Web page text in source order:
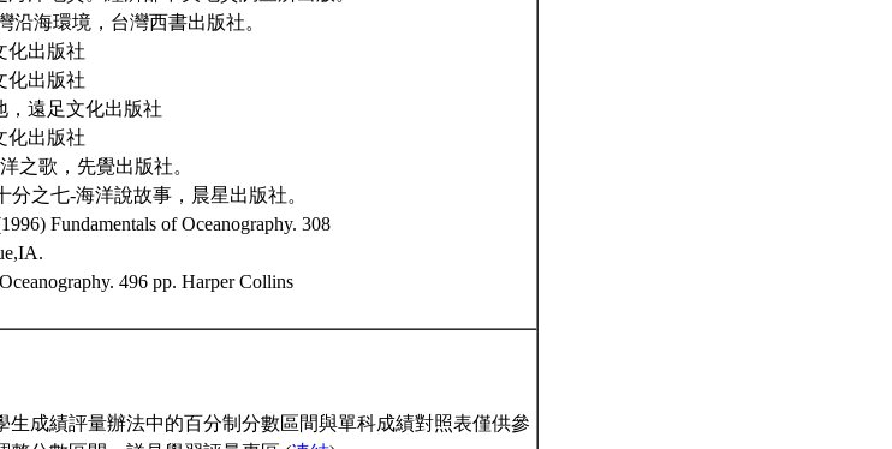
沿海環境，台灣西書出版社。
化出版社
化出版社
，遠足文化出版社
化出版社
之歌，先覺出版社。
分之七-海洋說故事，晨星出版社。
Fundamentals of Oceanography. 308
496 pp. Harper Collins
生成績評量辦法中的百分制分數區間與單科成績對照表僅供參